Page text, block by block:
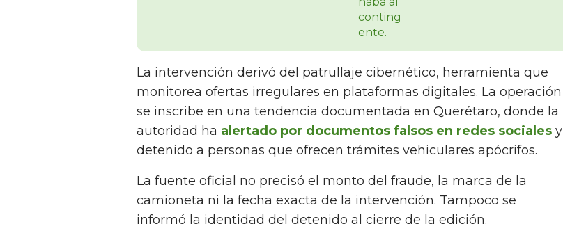
La intervención derivó del patrullaje cibernético, herramienta que
monitorea ofertas irregulares en plataformas digitales. La operación
se inscribe en una tendencia documentada en Querétaro, donde la
autoridad ha alertado por documentos falsos en redes sociales y
detenido a personas que ofrecen trámites vehiculares apócrifos.
La fuente oficial no precisó el monto del fraude, la marca de la
camioneta ni la fecha exacta de la intervención. Tampoco se
informó la identidad del detenido al cierre de la edición.